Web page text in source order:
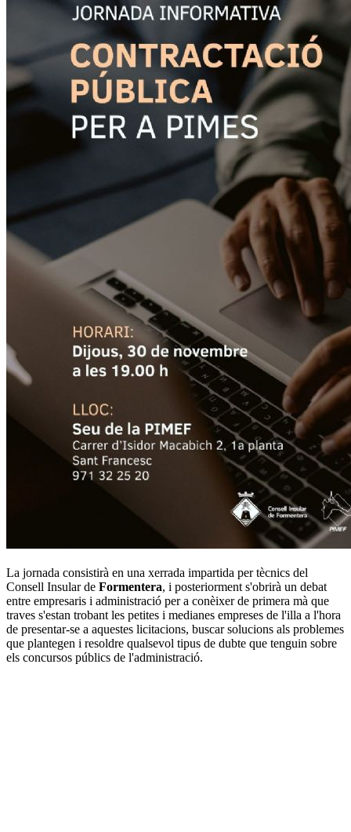
La jornada consistirà en una xerrada impartida per tècnics del
Consell Insular de Formentera, i posteriorment s'obrirà un debat
entre empresaris i administració per a conèixer de primera mà que
traves s'estan trobant les petites i medianes empreses de l'illa a l'hora
de presentar-se a aquestes licitacions, buscar solucions als problemes
que plantegen i resoldre qualsevol tipus de dubte que tenguin sobre
els concursos públics de l'administració.